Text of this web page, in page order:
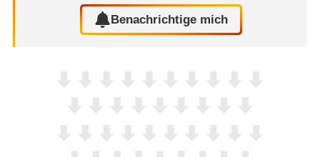
Benachrichtige mich